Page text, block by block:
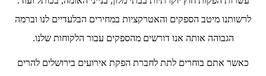
לרשותנו מיטב הספקים והאטרקציות במחירים הבלעדיים לנו וברמה
הגבוהה אותה אנו דורשים מהספקים עבור הלקוחות שלנו.
כאשר אתם בוחרים לתת לחברת הפקת אירועים בירושלים להרים